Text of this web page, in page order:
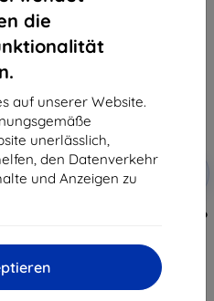
die
auf unserer Website.
unerlässlich,
den Datenverkehr
und Anzeigen zu
-10%
Rabatt
mit
Gutschein
Beline Case Book Magnetic Oppo
8,90 €
Auf Lager > 5 Stk.